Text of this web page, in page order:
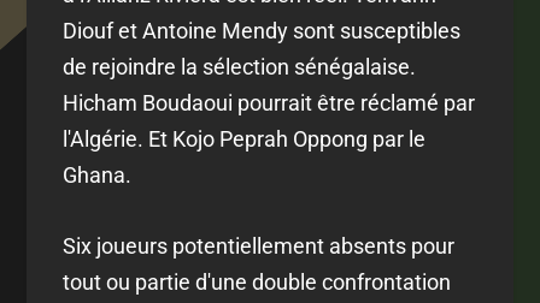
Diouf et Antoine Mendy sont susceptibles
de rejoindre la sélection sénégalaise.
Hicham Boudaoui pourrait être réclamé par
l'Algérie. Et Kojo Peprah Oppong par le
Ghana.
Six joueurs potentiellement absents pour
tout ou partie d'une double confrontation